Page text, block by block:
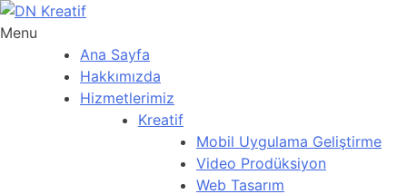
Menu
Ana Sayfa
Hakkımızda
Hizmetlerimiz
Kreatif
Mobil Uygulama Geliştirme
Video Prodüksiyon
Web Tasarım